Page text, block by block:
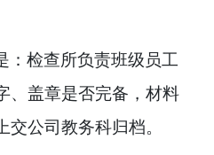
：检查所负责班级员工
、盖章是否完备，材料
公司教务科归档。